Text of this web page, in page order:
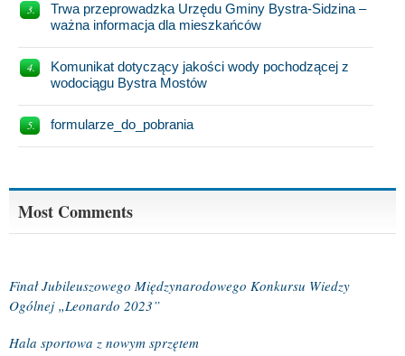
Trwa przeprowadzka Urzędu Gminy Bystra-Sidzina –
ważna informacja dla mieszkańców
Komunikat dotyczący jakości wody pochodzącej z
wodociągu Bystra Mostów
formularze_do_pobrania
Most Comments
Finał Jubileuszowego Międzynarodowego Konkursu Wiedzy
Ogólnej „Leonardo 2023”
Hala sportowa z nowym sprzętem